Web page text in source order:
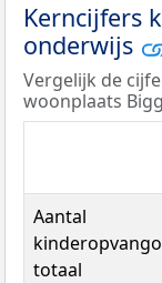
Kerncijfers
onderwijs
Vergelijk de
woonplaats
Aantal
totaal